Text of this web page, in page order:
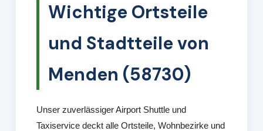
Wichtige Ortsteile
und Stadtteile von
Menden (58730)
Unser zuverlässiger Airport Shuttle und
Taxiservice deckt alle Ortsteile, Wohnbezirke und